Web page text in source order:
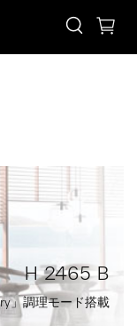
H 2465 B
」調理モード搭載